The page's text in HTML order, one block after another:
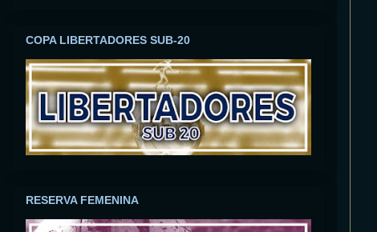
COPA LIBERTADORES SUB-20
RESERVA FEMENINA